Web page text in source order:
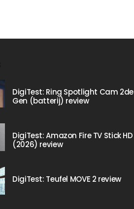
DigiTest: Ring Spotlight Cam 2de
Gen (batterij) review
DigiTest: Amazon Fire TV Stick HD
(2026) review
DigiTest: Teufel MOVE 2 review